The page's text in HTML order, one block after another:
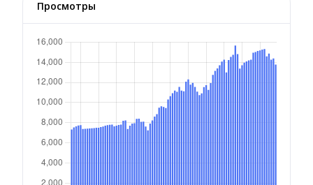
Просмотры